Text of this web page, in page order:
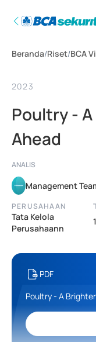
Beranda/Riset/BCA
2023
Poultry -
Ahead
ANALIS
Management
PERUSAHAAN
Tata Kelola
Perusahaann
PDF
Poultry - A